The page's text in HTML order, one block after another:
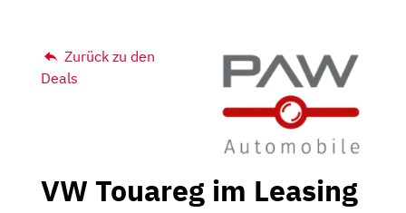
Zurück zu den
Deals
VW Touareg im Leasing